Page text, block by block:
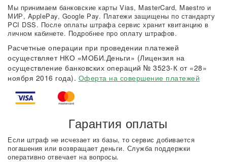
Мы принимаем банковские карты Vias, MasterCard, Maestro и
МИР, ApplePay, Google Pay. Платежи защищены по стандарту
PCI DSS. После оплаты штрафа сервис хранит квитанцию в
личном кабинете. Подробнее про оплату штрафов.
Расчетные операции при проведении платежей
осуществляет НКО «МОБИ.Деньги» (Лицензия на
осуществление банковских операций № 3523-К от «28»
ноября 2016 года). Оферта на совершение платежей
Гарантия оплаты
Если штраф не исчезает из базы, то сервис добивается
погашения или возвращает деньги. Служба поддержки
оперативно отвечает на вопросы.